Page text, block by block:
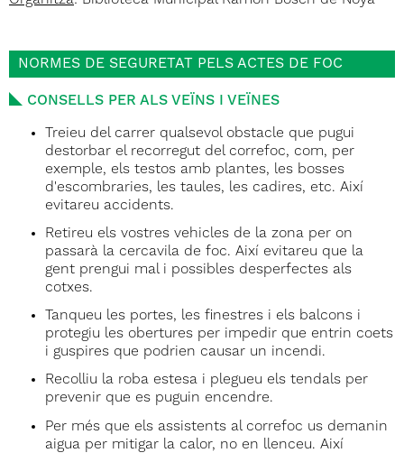
NORMES DE SEGURETAT PELS ACTES DE FOC
CONSELLS PER ALS VEÏNS I VEÏNES
Treieu del carrer qualsevol obstacle que pugui
destorbar el recorregut del correfoc, com, per
exemple, els testos amb plantes, les bosses
d'escombraries, les taules, les cadires, etc. Així
evitareu accidents.
Retireu els vostres vehicles de la zona per on
passarà la cercavila de foc. Així evitareu que la
gent prengui mal i possibles desperfectes als
cotxes.
Tanqueu les portes, les finestres i els balcons i
protegiu les obertures per impedir que entrin coets
i guspires que podrien causar un incendi.
Recolliu la roba estesa i plegueu els tendals per
prevenir que es puguin encendre.
Per més que els assistents al correfoc us demanin
aigua per mitigar la calor, no en llenceu. Així